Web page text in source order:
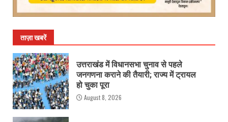
ताज़ा खबरें
उत्तराखंड में विधानसभा चुनाव से पहले
जनगणना कराने की तैयारी; राज्य में ट्रायल
हो चुका पूरा
August 8, 2026